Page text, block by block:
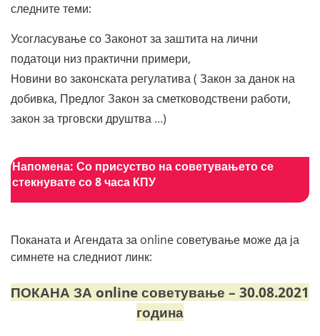
следните теми:
Усогласување со Законот за заштита на лични
податоци низ практични примери,
Новини во законската регулатива ( Закон за данок на
добивка, Предлог Закон за сметководствени работи,
закон за трговски друштва …)
Напомена: Со присуство на советувањето се
стекнувате со 8 часа КПУ
Поканата и Агендата за online советување може да ја
симнете на следниот линк:
ПОКАНА ЗА online советување – 30.08.2021
година